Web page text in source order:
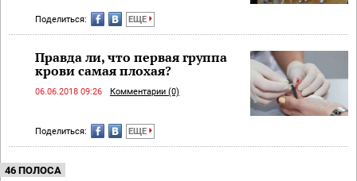
Поделиться: ЕЩЕ
Правда ли, что первая группа
крови самая плохая?
06.06.2018 09:26 Комментарии (0)
Поделиться: ЕЩЕ
46 ПОЛОСА